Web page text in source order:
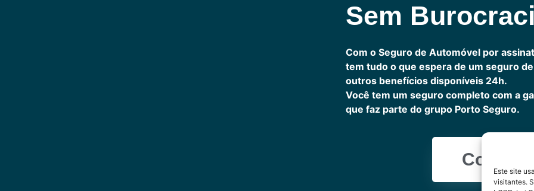
Este site
visitantes.
Sem
Com o Seguro de Automóvel por
tem tudo o que espera de um seguro
outros benefícios disponíveis 24h.
Você tem um seguro completo com a
que faz parte do grupo Porto Seguro.
Cote